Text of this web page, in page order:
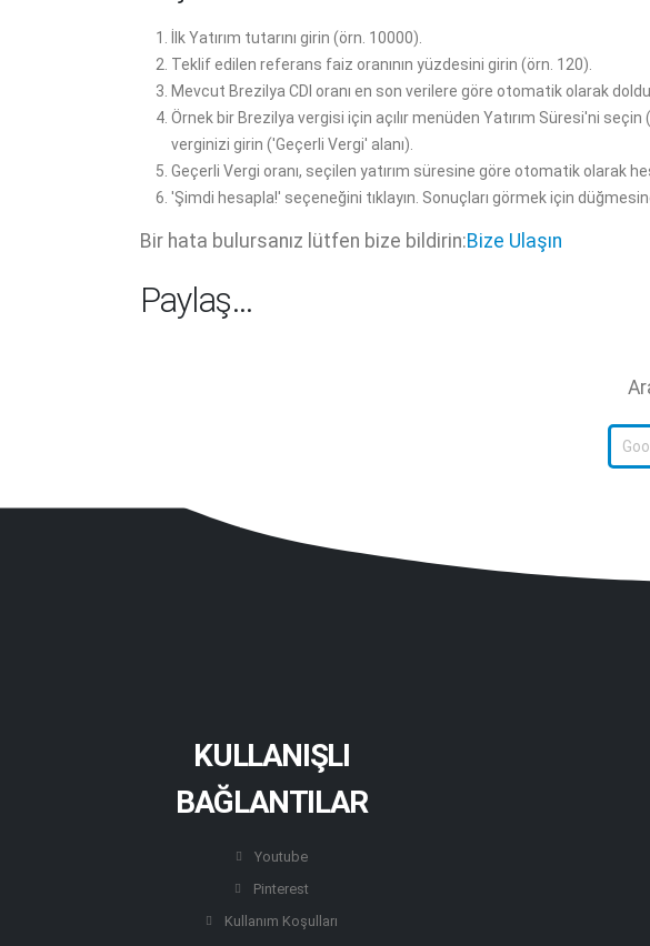
İlk Yatırım tutarını girin (örn. 10000).
Teklif edilen referans faiz oranının yüzdesini girin (örn. 120).
Mevcut Brezilya CDI oranı en son verilere göre otomatik olarak
Örnek bir Brezilya vergisi için açılır menüden Yatırım Süresi'ni
verginizi girin ('Geçerli Vergi' alanı).
Geçerli Vergi oranı, seçilen yatırım süresine göre otomatik olarak
'Şimdi hesapla!' seçeneğini tıklayın. Sonuçları görmek için
Bir hata bulursanız lütfen bize bildirin:Bize Ulaşın
Paylaş…
KULLANIŞLI
BAĞLANTILAR
Youtube
Pinterest
Kullanım Koşulları